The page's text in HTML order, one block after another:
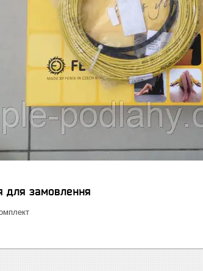
для замовлення